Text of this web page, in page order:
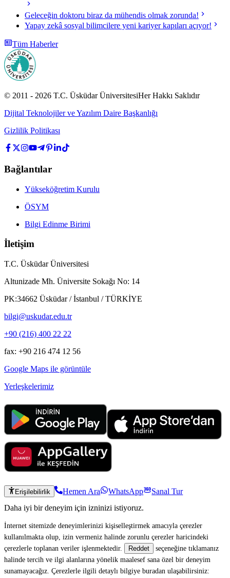
Geleceğin doktoru biraz da mühendis olmak zorunda!
Yapay zekâ sosyal bilimcilere yeni kariyer kapıları açıyor!
Tüm Haberler
© 2011 - 2026 T.C. Üsküdar ÜniversitesiHer Hakkı Saklıdır
Dijital Teknolojiler ve Yazılım Daire Başkanlığı
Gizlilik Politikası
Bağlantılar
Yükseköğretim Kurulu
ÖSYM
Bilgi Edinme Birimi
İletişim
T.C. Üsküdar Üniversitesi
Altunizade Mh. Üniversite Sokağı No: 14
PK:34662 Üsküdar / İstanbul / TÜRKİYE
bilgi@uskudar.edu.tr
+90 (216) 400 22 22
fax: +90 216 474 12 56
Google Maps ile görüntüle
Yerleşkelerimiz
Erişilebilirlik Hemen Ara WhatsApp
Sanal Tur
Daha iyi bir deneyim için izninizi istiyoruz.
İnternet sitemizde deneyimlerinizi kişiselleştirmek amacıyla çerezler
kullanılmakta olup, izin vermeniz halinde zorunlu çerezler haricindeki
çerezlerle toplanan veriler işlenmektedir.
Reddet
seçeneğine tıklamanız
halinde tercih ve ilgi alanlarına yönelik maalesef sana özel bir deneyim
sunamayacağız. Çerezlerle ilgili detaylı bilgiye buradan ulaşabilirsiniz: